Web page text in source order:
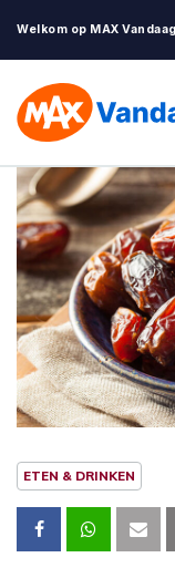
Welkom op MAX Vandaag
ETEN & DRINKEN